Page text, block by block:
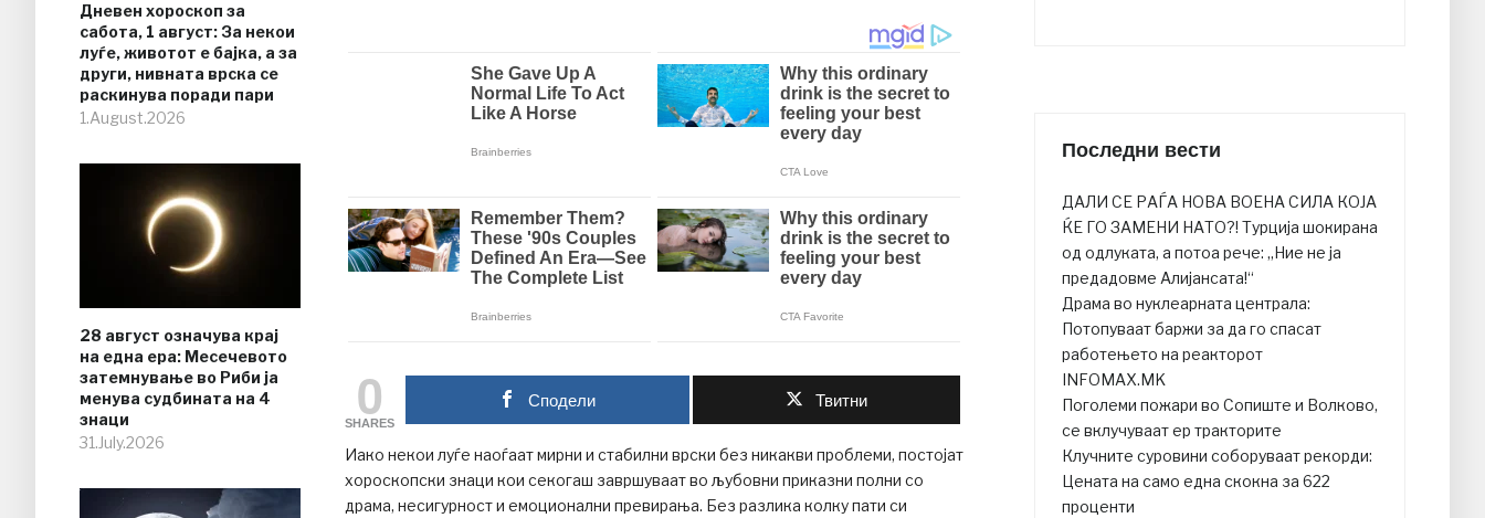
Дневен хороскоп за
сабота, 1 август: За некои
луѓе, животот е бајка, а за
други, нивната врска се
раскинува поради пари
1.August.2026
28 август означува крај
на една ера: Месечевото
затемнување во Риби ја
менува судбината на 4
знаци
31.July.2026
0
SHARES
Сподели Твитни
Иако некои луѓе наоѓаат мирни и стабилни врски без никакви проблеми, постојат
хороскопски знаци кои секогаш завршуваат во љубовни приказни полни со
драма, несигурност и емоционални превирања. Без разлика колку пати си
Последни вести
ДАЛИ СЕ РАЃА НОВА ВОЕНА СИЛА КОЈА
ЌЕ ГО ЗАМЕНИ НАТО?! Турција шокирана
од одлуката, а потоа рече: „Ние не ја
предадовме Алијансата!“
Драма во нуклеарната централа:
Потопуваат баржи за да го спасат
работењето на реакторот
INFOMAX.MK
Поголеми пожари во Сопиште и Волково,
се вклучуваат ер тракторите
Клучните суровини соборуваат рекорди:
Цената на само една скокна за 622
проценти